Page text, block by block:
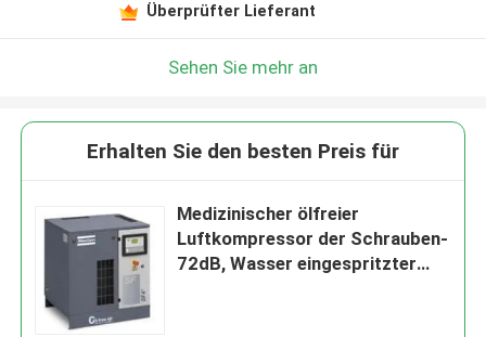
Überprüfter Lieferant
Sehen Sie mehr an
Erhalten Sie den besten Preis für
Medizinischer ölfreier
Luftkompressor der Schrauben-
72dB, Wasser eingespritzter